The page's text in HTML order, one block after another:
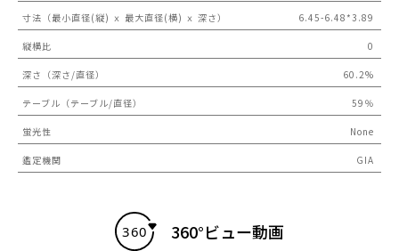
寸法（最小直径(縦) ｘ 最大直径(横) ｘ 深さ） 6.45-6.48*3.89
縦横比 0
深さ（深さ/直径） 60.2%
テーブル（テーブル/直径） 59％
蛍光性 None
鑑定機関 GIA
360°ビュー動画